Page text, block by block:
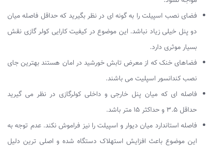
فضای نصب اسپیلت را به گونه ای در نظر بگیرید که حداقل فاصله میان
دو پنل خیلی زیاد نباشد. این موضوع در کیفیت کارایی کولر گازی نقش
بسیار موثری دارد.
فضاهای خنک که از معرض تابش خورشید در امان هستند بهترین جای
نصب کندانسور اسپلیت می باشند.
فاصله ای که میان پنل خارجی و داخلی کولرگازی در نظر می گیرید
حداقل ۳.۵ و حداکثر ۱۵ متر باشد.
فاصله استاندارد میان دیوار و اسپیلت را نیز فراموش نکند. عدم توجه به
این موضوع باعث افزایش استهلاک دستگاه شده و اصلی ترین دلیل